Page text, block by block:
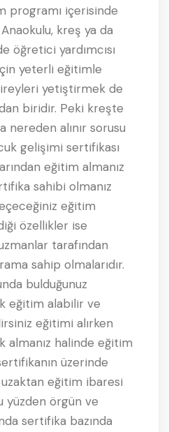
programı içerisinde
kreş ya da
öğretici yardımcısı
yeterli eğitimle
yetiştirmek de
biridir. Peki kreşte
nereden alınır sorusu
gelişimi sertifikası
eğitim almanız
sahibi olmanız
eğitim
özellikler ise
tarafından
sahip olmalarıdır.
bulduğunuz
eğitim alabilir ve
eğitimi alırken
almanız halinde eğitim
üzerinde
eğitim ibaresi
yüzden örgün ve
sertifika bazında